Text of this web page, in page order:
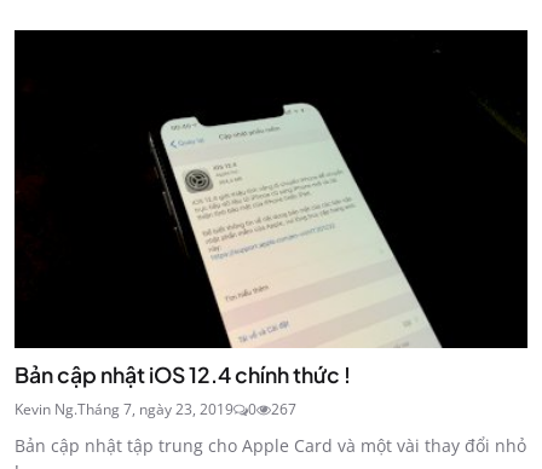
Bản cập nhật iOS 12.4 chính thức !
Kevin Ng.Tháng 7, ngày 23, 2019 0 267
Bản cập nhật tập trung cho Apple Card và một vài thay đổi nhỏ